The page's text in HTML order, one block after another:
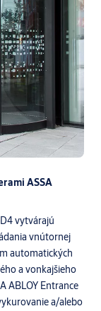
ASSA
vytvárajú
vnútornej
automatických
a vonkajšieho
ABLOY Entrance
a/alebo